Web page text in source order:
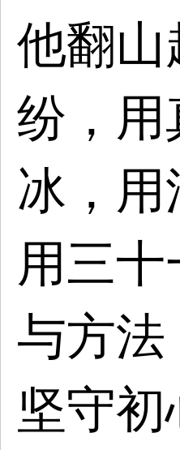
他翻山
纷，
冰，
用三
与方法
坚守